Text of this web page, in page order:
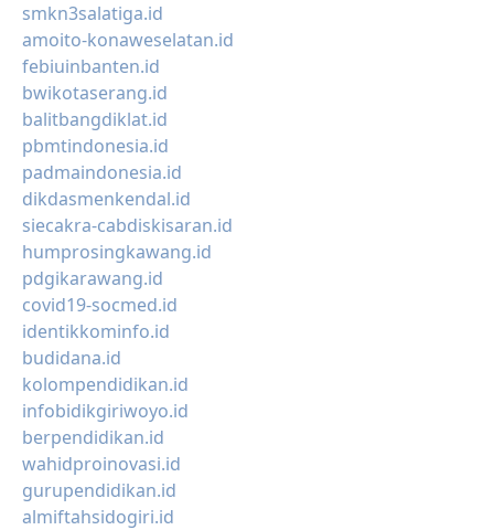
smkn3salatiga.id
amoito-konaweselatan.id
febiuinbanten.id
bwikotaserang.id
balitbangdiklat.id
pbmtindonesia.id
padmaindonesia.id
dikdasmenkendal.id
siecakra-cabdiskisaran.id
humprosingkawang.id
pdgikarawang.id
covid19-socmed.id
identikkominfo.id
budidana.id
kolompendidikan.id
infobidikgiriwoyo.id
berpendidikan.id
wahidproinovasi.id
gurupendidikan.id
almiftahsidogiri.id